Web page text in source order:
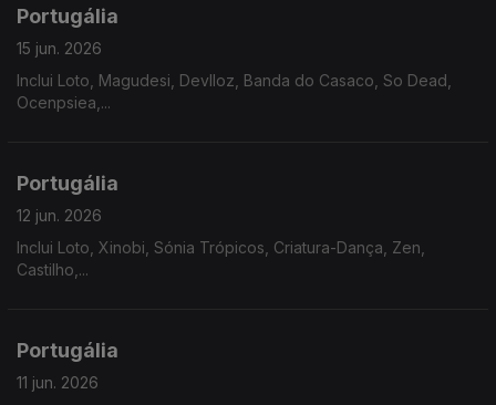
Portugália
15 jun. 2026
Inclui Loto, Magudesi, Devlloz, Banda do Casaco, So Dead,
Ocenpsiea,...
Portugália
12 jun. 2026
Inclui Loto, Xinobi, Sónia Trópicos, Criatura-Dança, Zen,
Castilho,...
Portugália
11 jun. 2026